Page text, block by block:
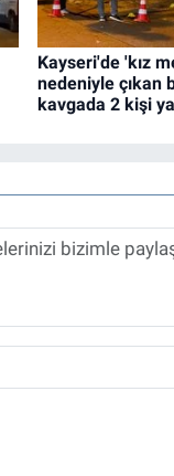
Kayseri'de 'kız
nedeniyle çıkan
kavgada 2 kişi